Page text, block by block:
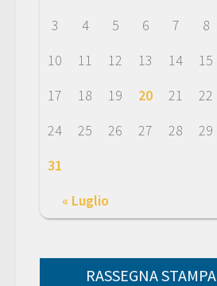
« Luglio
3
4 5 6 7 8
10
11 12 13 14 15
17
18 19 20 21 22
24
25 26 27 28 29
31
RASSEGNA STAMPA